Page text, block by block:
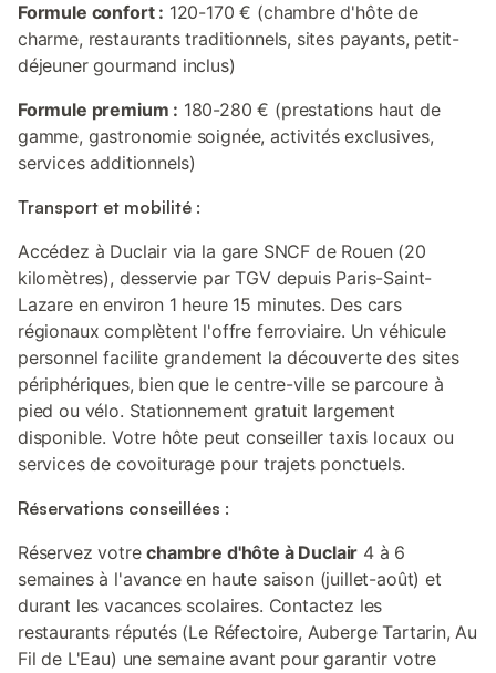
Formule confort : 120-170 € (chambre d'hôte de
charme, restaurants traditionnels, sites payants, petit-
déjeuner gourmand inclus)
Formule premium : 180-280 € (prestations haut de
gamme, gastronomie soignée, activités exclusives,
services additionnels)
Transport et mobilité :
Accédez à Duclair via la gare SNCF de Rouen (20
kilomètres), desservie par TGV depuis Paris-Saint-
Lazare en environ 1 heure 15 minutes. Des cars
régionaux complètent l'offre ferroviaire. Un véhicule
personnel facilite grandement la découverte des sites
périphériques, bien que le centre-ville se parcoure à
pied ou vélo. Stationnement gratuit largement
disponible. Votre hôte peut conseiller taxis locaux ou
services de covoiturage pour trajets ponctuels.
Réservations conseillées :
Réservez votrechambre d'hôte à Duclair 4 à 6
semaines à l'avance en haute saison (juillet-août) et
durant les vacances scolaires. Contactez les
restaurants réputés (Le Réfectoire, Auberge Tartarin, Au
Fil de L'Eau) une semaine avant pour garantir votre